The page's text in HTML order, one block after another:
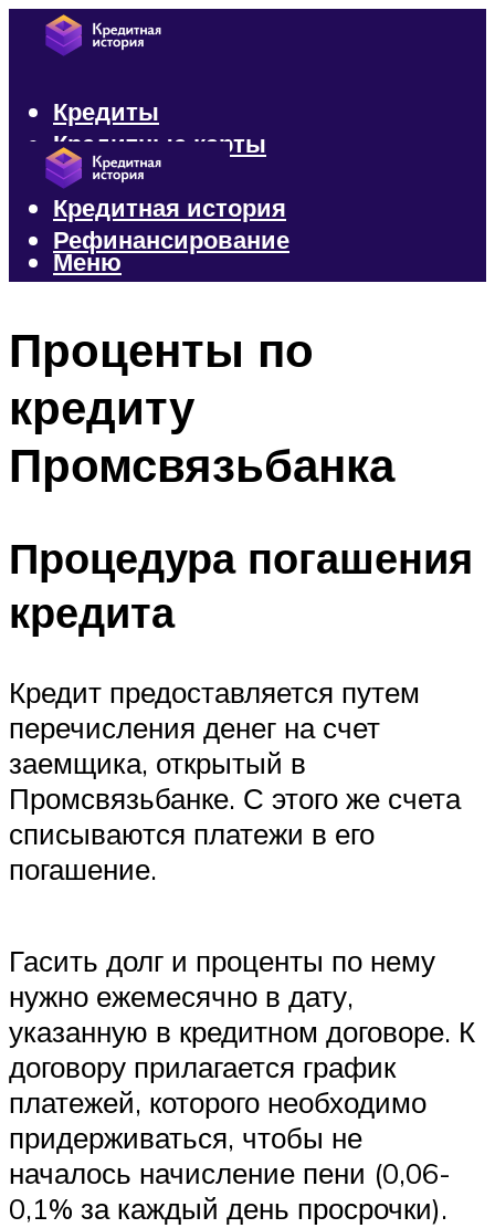
Кредиты
Кредитные карты
Микрозаймы
Кредитная история
Рефинансирование
Меню
Проценты по
кредиту
Промсвязьбанка
Процедура погашения
кредита
Кредит предоставляется путем
перечисления денег на счет
заемщика, открытый в
Промсвязьбанке. С этого же счета
списываются платежи в его
погашение.
Гасить долг и проценты по нему
нужно ежемесячно в дату,
указанную в кредитном договоре. К
договору прилагается график
платежей, которого необходимо
придерживаться, чтобы не
началось начисление пени (0,06-
0,1% за каждый день просрочки).